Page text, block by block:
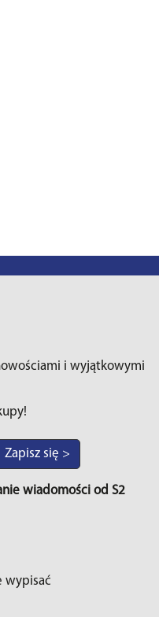
i wyjątkowymi
Zapisz się >
wiadomości od S2
wypisać